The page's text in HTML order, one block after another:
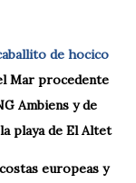
de hocico
Mar procedente
Ambiens y de
playa de El Altet
europeas y